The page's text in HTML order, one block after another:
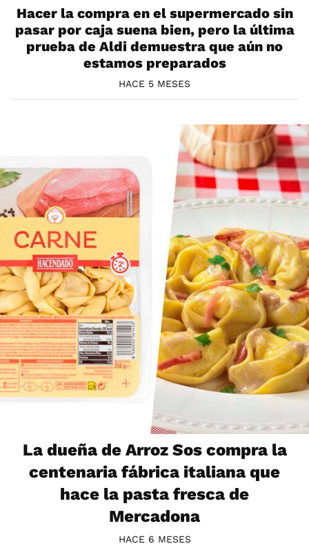
Hacer la compra en el supermercado sin
pasar por caja suena bien, pero la última
prueba de Aldi demuestra que aún no
estamos preparados
HACE 5 MESES
La dueña de Arroz Sos compra la
centenaria fábrica italiana que
hace la pasta fresca de
Mercadona
HACE 6 MESES